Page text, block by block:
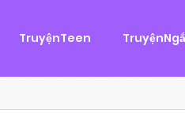
TruyệnTeen
Tình Cảm
Hùng, một tên cướp biển
Chánh Uy săn lùng ba của